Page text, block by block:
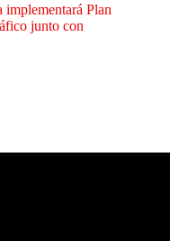
Plan
junto con